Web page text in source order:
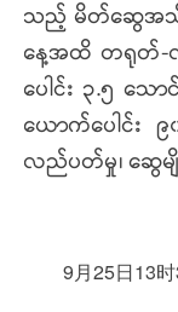
သည့် မိတ်ဆွေအသိုင်
နေ့အထိ တရုတ်-လ
ပေါင်း ၃.၅ သ
ယောက်ပေါင်း
လည်ပတ်မှု၊ ဆွေမျို
9月25日13